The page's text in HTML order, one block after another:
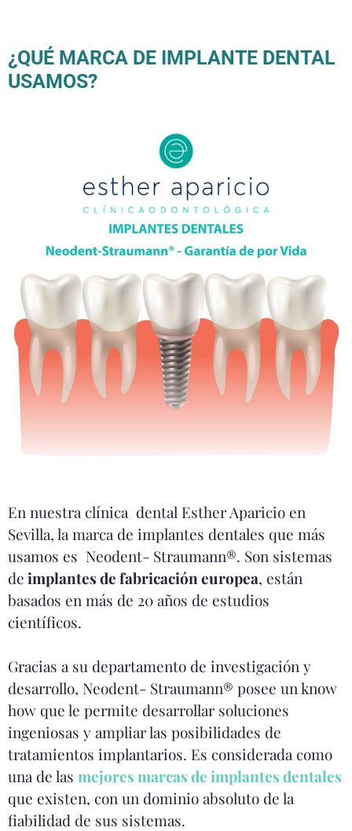
¿QUÉ MARCA DE IMPLANTE DENTAL
USAMOS?
En nuestra clínica dental Esther Aparicio en
Sevilla, la marca de implantes dentales que más
usamos es Neodent- Straumann®. Son sistemas
deimplantes de fabricación europea, están
basados en más de 20 años de estudios
científicos.
Gracias a su departamento de investigación y
desarrollo, Neodent- Straumann® posee un know
how que le permite desarrollar soluciones
ingeniosas y ampliar las posibilidades de
tratamientos implantarios. Es considerada como
una de las mejores marcas de implantes dentales
que existen, con un dominio absoluto de la
fiabilidad de sus sistemas.